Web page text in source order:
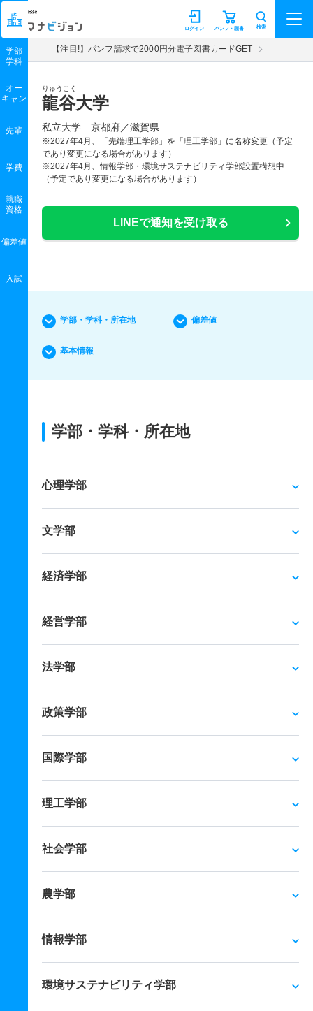
マナビジョン パンフ・願書
ログイン 検索
【注目!】パンフ請求で2000円分電子図書カードGET
りゅうこく
龍谷大学
私立大学 京都府／滋賀県
※2027年4月、「先端理工学部」を「理工学部」に名称変更（予定
であり変更になる場合があります）
※2027年4月、情報学部・環境サステナビリティ学部設置構想中
（予定であり変更になる場合があります）
LINEで通知を受け取る
学部
学科
オー
キャン
先輩
学費
就職
資格
偏差値
入試
学部・学科・所在地 偏差値
基本情報
学部・学科・所在地
心理学部
文学部
経済学部
経営学部
法学部
政策学部
国際学部
理工学部
社会学部
農学部
情報学部
環境サステナビリティ学部